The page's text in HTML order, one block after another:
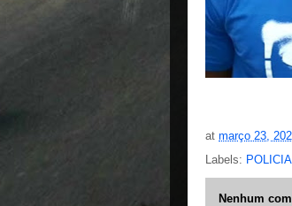
at março 23,
Labels:
Nenhum